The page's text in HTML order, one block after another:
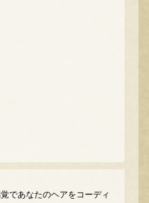
であなたのヘアをコーディ